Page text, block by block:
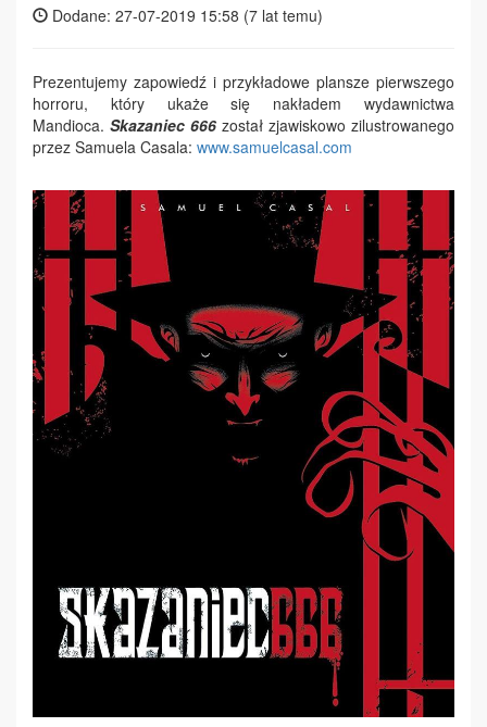
Dodane: 27-07-2019 15:58 (7 lat temu)
Prezentujemy zapowiedź i przykładowe plansze pierwszego
horroru, który ukaże się nakładem wydawnictwa
Mandioca. Skazaniec 666 został zjawiskowo zilustrowanego
przez Samuela Casala: www.samuelcasal.com